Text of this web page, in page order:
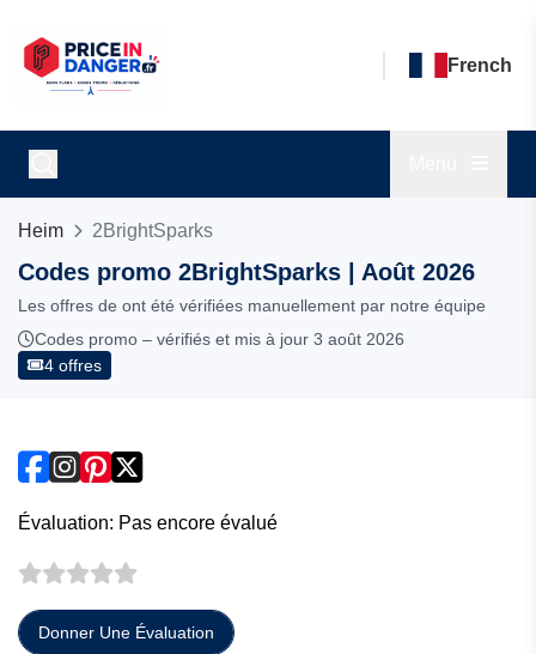
French
Heim 2BrightSparks
Codes promo 2BrightSparks | Août 2026
Les offres de ont été vérifiées manuellement par notre équipe
Codes promo – vérifiés et mis à jour 3 août 2026
4 offres
Évaluation: Pas encore évalué
Donner Une Évaluation